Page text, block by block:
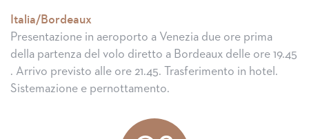
Italia/Bordeaux
Presentazione in aeroporto a Venezia due ore prima
della partenza del volo diretto a Bordeaux delle ore 19.45
. Arrivo previsto alle ore 21.45. Trasferimento in hotel.
Sistemazione e pernottamento.